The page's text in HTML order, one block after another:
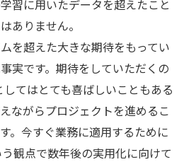
習に用いたデータを超えたこと
ありません。
を超えた大きな期待をもってい
実です。期待をしていただくの
てはとても喜ばしいこともある
ながらプロジェクトを進めるこ
。今すぐ業務に適用するために
観点で数年後の実用化に向けて